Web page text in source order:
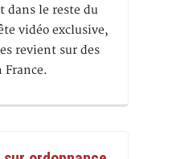
dans le reste du
vidéo exclusive,
revient sur des
France.